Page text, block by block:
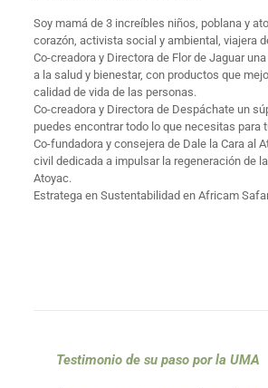
Soy mamá de 3 increíbles niños, poblana y
corazón, activista social y ambiental, viajera
Co-creadora y Directora de Flor de Jaguar
a la salud y bienestar, con productos que
calidad de vida de las personas.
Co-creadora y Directora de Despáchate un
puedes encontrar todo lo que necesitas para
Co-fundadora y consejera de Dale la Cara al
civil dedicada a impulsar la regeneración de
Atoyac.
Estratega en Sustentabilidad en Africam
Testimonio de su paso por la UMA